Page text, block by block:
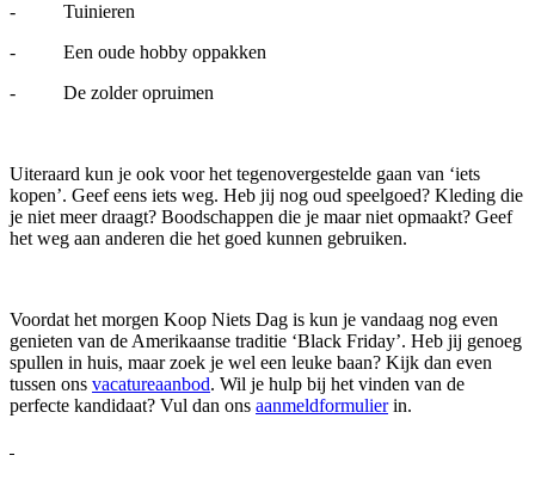
- Tuinieren
- Een oude hobby oppakken
- De zolder opruimen
Uiteraard kun je ook voor het tegenovergestelde gaan van ‘iets
kopen’. Geef eens iets weg. Heb jij nog oud speelgoed? Kleding die
je niet meer draagt? Boodschappen die je maar niet opmaakt? Geef
het weg aan anderen die het goed kunnen gebruiken.
Voordat het morgen Koop Niets Dag is kun je vandaag nog even
genieten van de Amerikaanse traditie ‘Black Friday’. Heb jij genoeg
spullen in huis, maar zoek je wel een leuke baan? Kijk dan even
tussen ons vacatureaanbod. Wil je hulp bij het vinden van de
perfecte kandidaat? Vul dan ons aanmeldformulierin.